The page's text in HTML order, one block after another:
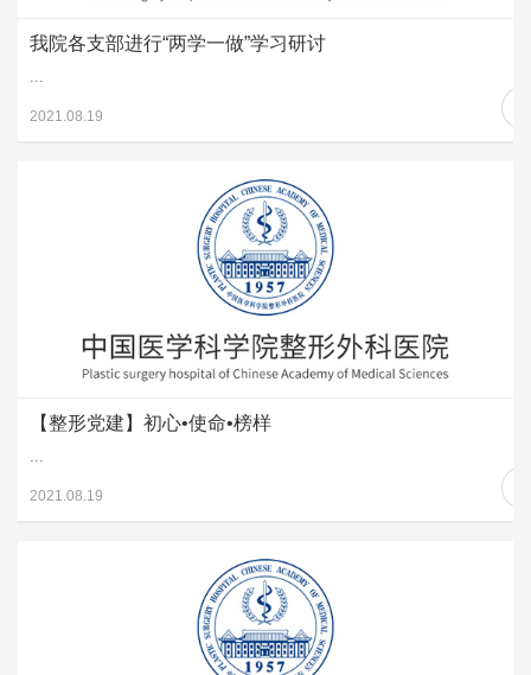
我院各支部进行“两学一做”学习研讨
...
2021.08.19
【整形党建】初心•使命•榜样
...
2021.08.19